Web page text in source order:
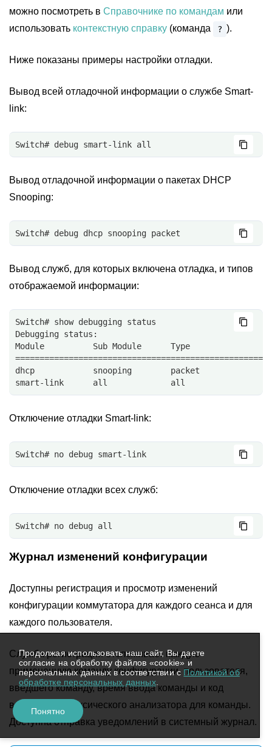
можно посмотреть в Справочнике по командам или
использовать контекстную справку (команда ? ).
Ниже показаны примеры настройки отладки.
Вывод всей отладочной информации о службе Smart-
link:
Switch# debug smart-link all
Вывод отладочной информации о пакетах DHCP
Snooping:
Switch# debug dhcp snooping packet
Вывод служб, для которых включена отладка, и типов
отображаемой информации:
Switch# show debugging status
Debugging status:
Module          Sub Module      Type
dhcp            snooping        packet
smart-link      all             all
Отключение отладки Smart-link:
Switch# no debug smart-link
Отключение отладки всех служб:
Switch# no debug all
Журнал изменений конфигурации
Доступны регистрация и просмотр изменений
конфигурации коммутатора для каждого сеанса и для
каждого пользователя.
Служба регистрации отслеживает каждую
примененную команду конфигурации, пользователя,
введшего команду, время ввода команды и код
возврата синтаксического анализатора для команды.
Доступна отправка уведомлений в системный журнал.
Продолжая использовать наш сайт, Вы даете
согласие на обработку файлов «cookie» и
персональных данных в соответствии с Политикой об
обработке персональных данных.
Понятно